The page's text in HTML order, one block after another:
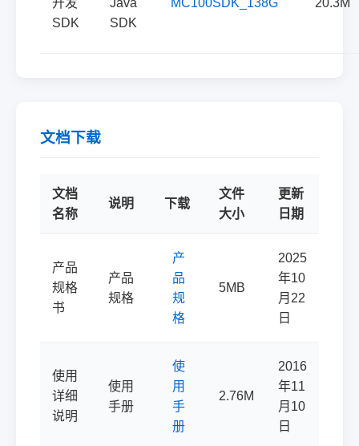
开发
SDK
Java
SDK
MC100SDK_138G 20.3M
文档下载
文档
名称
说明 下载
文件
大小
更新
日期
产品
规格
书
产品
规格
产
品
规
格
5MB
2025
年10
月22
日
使用
详细
说明
使用
手册
使
用
手
册
2.76M
2016
年11
月10
日